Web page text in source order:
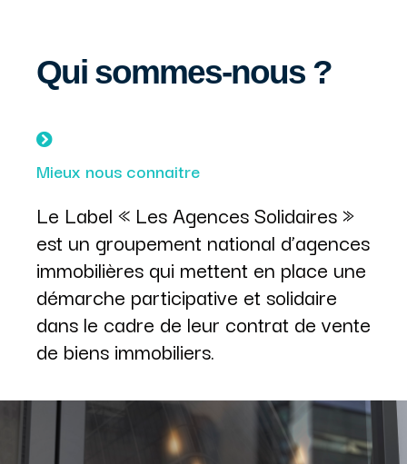
Qui sommes-nous ?
Mieux nous connaitre
Le Label « Les Agences Solidaires »
est un groupement national d’agences
immobilières qui mettent en place une
démarche participative et solidaire
dans le cadre de leur contrat de vente
de biens immobiliers.